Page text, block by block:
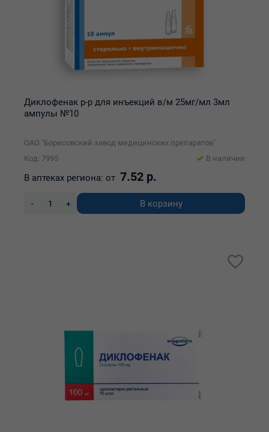
Диклофенак р-р для инъекций в/м 25мг/мл 3мл
ампулы №10
ОАО "Борисовский завод медицинских препаратов"
Код: 7995
В наличии
В аптеках региона: от 7.52 р.
- + В корзину